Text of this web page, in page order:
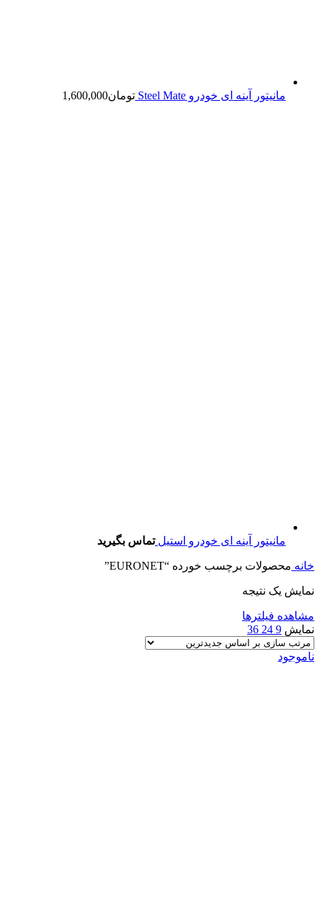
مانیتور آینه ای خودرو Steel Mate تومان1,600,000
مانیتور آینه ای خودرو استیلتماس بگیرید
خانه محصولات برچسب خورده “EURONET”
نمایش یک نتیجه
مشاهده فیلترها
نمایش 9
24
36
ناموجود